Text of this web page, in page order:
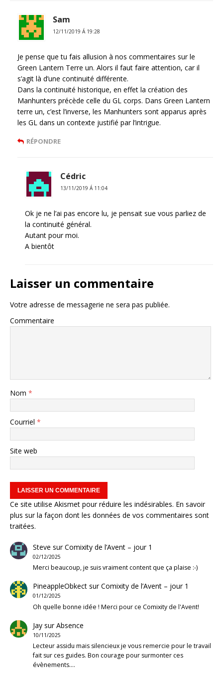
Sam
12/11/2019 Á 19:28
Je pense que tu fais allusion à nos commentaires sur le
Green Lantern Terre un. Alors il faut faire attention, car il
s’agit là d’une continuité différente.
Dans la continuité historique, en effet la création des
Manhunters précède celle du GL corps. Dans Green Lantern
terre un, c’est l’inverse, les Manhunters sont apparus après
les GL dans un contexte justifié par l’intrigue.
RÉPONDRE
Cédric
13/11/2019 Á 11:04
Ok je ne l’ai pas encore lu, je pensait sue vous parliez de
la continuité général.
Autant pour moi.
A bientôt
Laisser un commentaire
Votre adresse de messagerie ne sera pas publiée.
Commentaire
Nom *
Courriel *
Site web
Ce site utilise Akismet pour réduire les indésirables. En savoir
plus sur la façon dont les données de vos commentaires sont
traitées.
Steve surComixity de l’Avent – jour 1
02/12/2025
Merci beaucoup, je suis vraiment content que ça plaise :-)
PineappleObkectsurComixity de l’Avent – jour 1
01/12/2025
Oh quelle bonne idée ! Merci pour ce Comixity de l'Avent!
JaysurAbsence
10/11/2025
Lecteur assidu mais silencieux je vous remercie pour le travail
fait sur ces guides. Bon courage pour surmonter ces
évènements.…